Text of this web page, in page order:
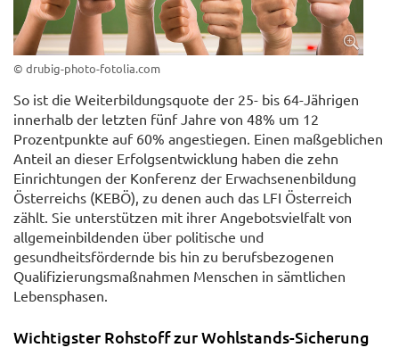
© drubig-photo-fotolia.com
So ist die Weiterbildungsquote der 25- bis 64-Jährigen
innerhalb der letzten fünf Jahre von 48% um 12
Prozentpunkte auf 60% angestiegen. Einen maßgeblichen
Anteil an dieser Erfolgsentwicklung haben die zehn
Einrichtungen der Konferenz der Erwachsenenbildung
Österreichs (KEBÖ), zu denen auch das LFI Österreich
zählt. Sie unterstützen mit ihrer Angebotsvielfalt von
allgemeinbildenden über politische und
gesundheitsfördernde bis hin zu berufsbezogenen
Qualifizierungsmaßnahmen Menschen in sämtlichen
Lebensphasen.
Wichtigster Rohstoff zur Wohlstands-Sicherung